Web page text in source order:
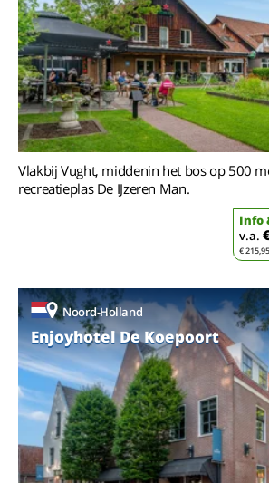
Vlakbij Vught, middenin het bos op 500
recreatieplas De IJzeren Man.
Info
v.a.
€
Noord-Holland
Enjoyhotel De Koepoort